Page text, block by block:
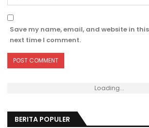
Save my name, email, and website in
next time I comment.
Loading...
BERITA POPULER